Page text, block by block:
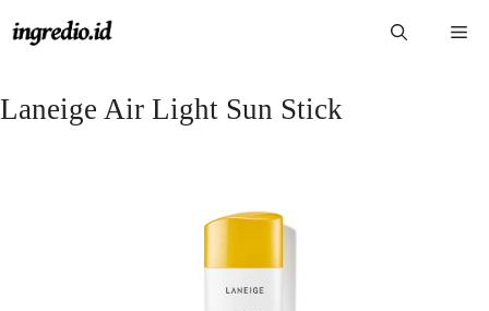
ke
Laneige Air Light Sun Stick